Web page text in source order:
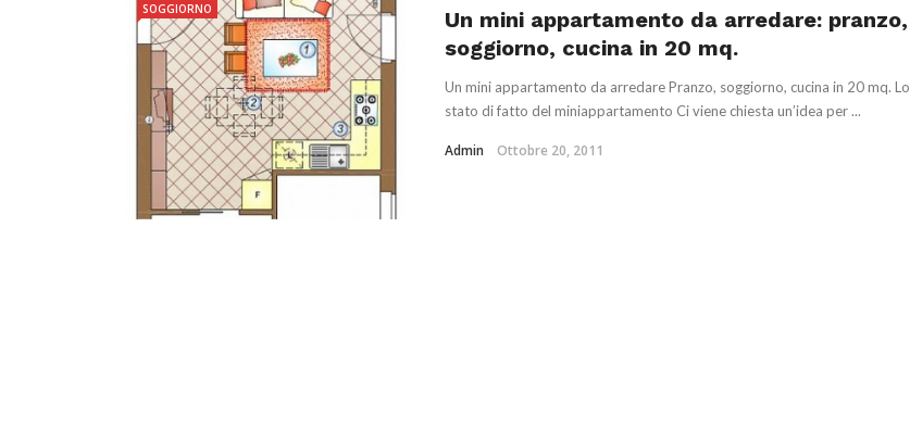
SOGGIORNO
Un mini appartamento da arredare: pranzo,
soggiorno, cucina in 20 mq.
Un mini appartamento da arredare Pranzo, soggiorno, cucina in 20 mq. Lo
stato di fatto del miniappartamento Ci viene chiesta un’idea per ...
Admin Ottobre 20, 2011